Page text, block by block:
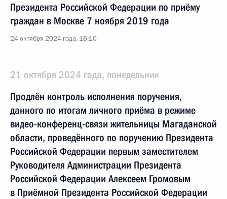
Президента Российской Федерации по приёму
граждан в Москве 7 ноября 2019 года
24 октября 2024 года, 16:10
21 октября 2024 года, понедельник
Продлён контроль исполнения поручения,
данного по итогам личного приёма в режиме
видео-конференц-связи жительницы Магаданской
области, проведённого по поручению Президента
Российской Федерации первым заместителем
Руководителя Администрации Президента
Российской Федерации Алексеем Громовым
в Приёмной Президента Российской Федерации